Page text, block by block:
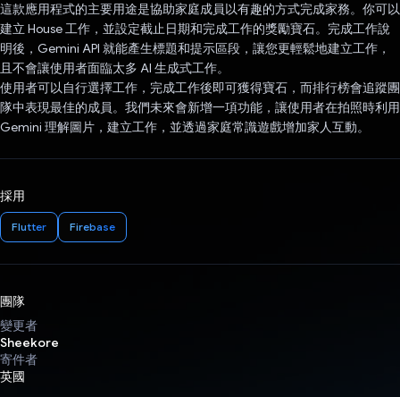
這款應用程式的主要用途是協助家庭成員以有趣的方式完成家務。你可以
建立 House 工作，並設定截止日期和完成工作的獎勵寶石。完成工作說
明後，Gemini API 就能產生標題和提示區段，讓您更輕鬆地建立工作，
且不會讓使用者面臨太多 AI 生成式工作。
使用者可以自行選擇工作，完成工作後即可獲得寶石，而排行榜會追蹤團
隊中表現最佳的成員。我們未來會新增一項功能，讓使用者在拍照時利用
Gemini 理解圖片，建立工作，並透過家庭常識遊戲增加家人互動。
採用
Flutter Firebase
團隊
變更者
Sheekore
寄件者
英國